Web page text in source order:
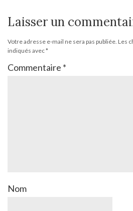
Laisser un
Votre adresse e-mail ne sera pas publiée. Les
indiqués avec*
Commentaire *
Nom